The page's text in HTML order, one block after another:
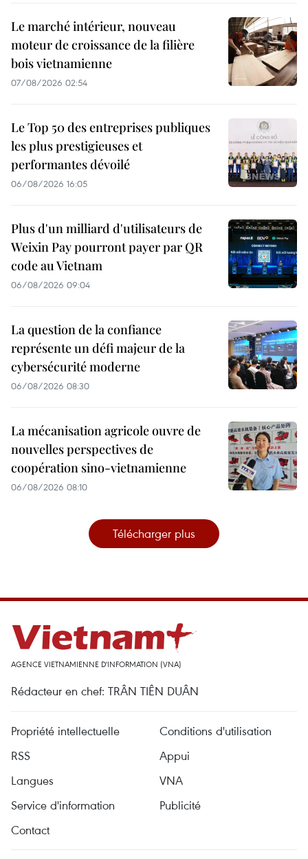
Le marché intérieur, nouveau
moteur de croissance de la filière
bois vietnamienne
07/08/2026 02:54
Le Top 50 des entreprises publiques
les plus prestigieuses et
performantes dévoilé
06/08/2026 16:05
Plus d'un milliard d'utilisateurs de
Weixin Pay pourront payer par QR
code au Vietnam
06/08/2026 09:04
La question de la confiance
représente un défi majeur de la
cybersécurité moderne
06/08/2026 08:30
La mécanisation agricole ouvre de
nouvelles perspectives de
coopération sino-vietnamienne
06/08/2026 08:10
Télécharger plus
AGENCE VIETNAMIENNE D'INFORMATION (VNA)
Rédacteur en chef: TRÂN TIÊN DUÂN
Propriété intellectuelle
Conditions d'utilisation
RSS
Appui
Langues
VNA
Service d'information
Publicité
Contact